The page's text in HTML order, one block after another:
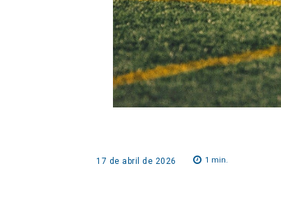
17 de abril de 2026 1 min.